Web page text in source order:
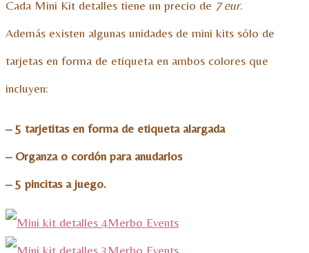
Cada Mini Kit detalles tiene un precio de 7 eur.
Además existen algunas unidades de mini kits sólo de
tarjetas en forma de etiqueta en ambos colores que
incluyen:
– 5 tarjetitas en forma de etiqueta alargada
– Organza o cordón para anudarlos
– 5 pincitas a juego.